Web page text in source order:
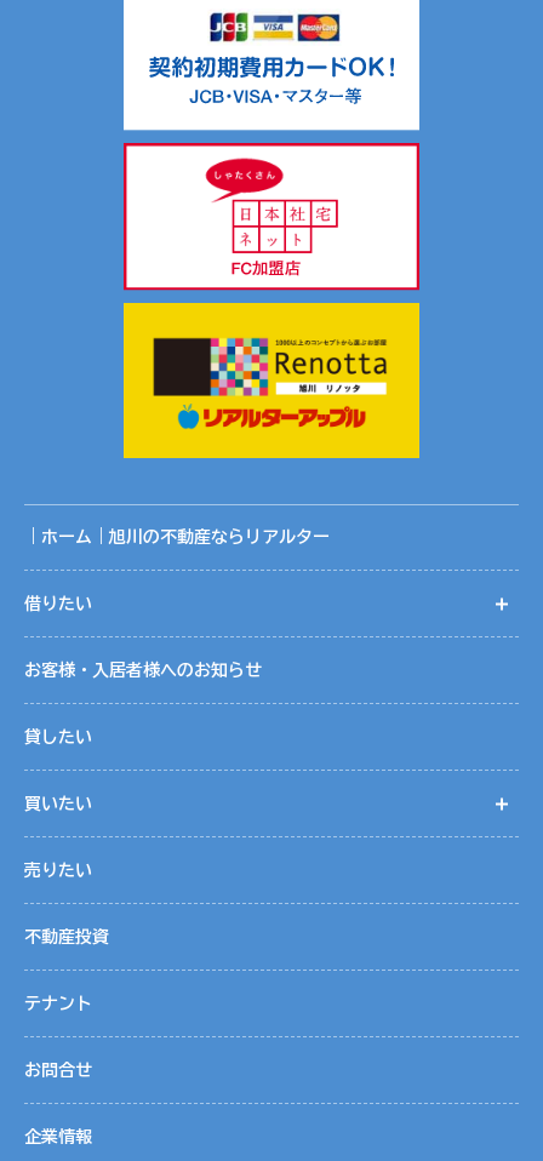
｜ホーム｜旭川の不動産ならリアルター
借りたい
お客様・入居者様へのお知らせ
貸したい
買いたい
売りたい
不動産投資
テナント
お問合せ
企業情報